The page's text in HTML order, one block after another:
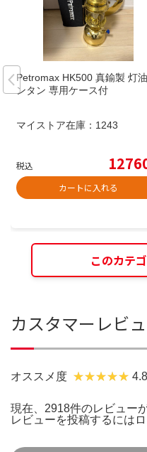
Petromax HK500 真鍮製 灯
ンタン 専用ケース付
マイストア在庫： 1243
税込
カートに入れる
このカテ
カスタマーレビ
オススメ度
現在、2918件のレビュー
レビューを投稿するには